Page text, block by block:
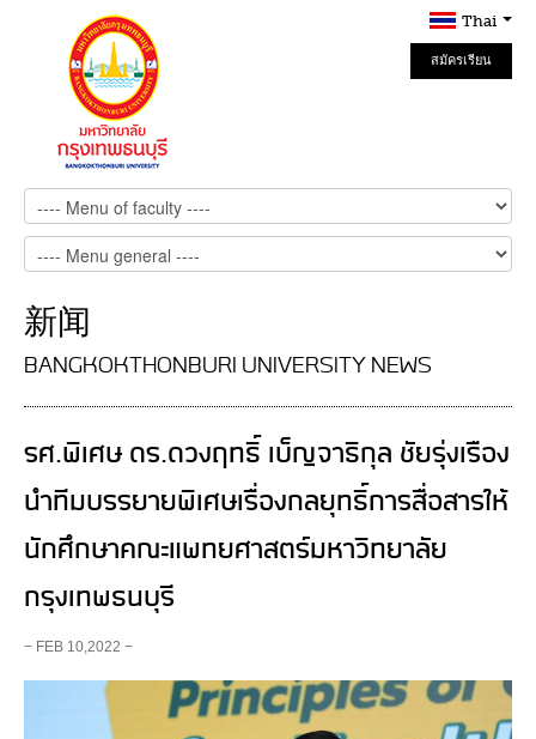
Thai
สมัครเรียน
Online
新闻
BANGKOKTHONBURI UNIVERSITY NEWS
รศ.พิเศษ ดร.ดวงฤทธิ์ เบ็ญจาธิกุล ชัยรุ่งเรือง
นำทีมบรรยายพิเศษเรื่องกลยุทธิ์การสื่อสารให้
นักศึกษาคณะแพทยศาสตร์มหาวิทยาลัย
กรุงเทพธนบุรี
− FEB 10,2022 −